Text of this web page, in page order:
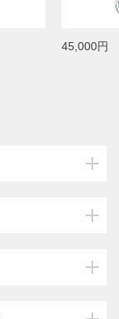
45,000円